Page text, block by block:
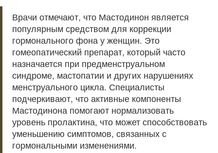
Врачи отмечают, что Мастодинон является
популярным средством для коррекции
гормонального фона у женщин. Это
гомеопатический препарат, который часто
назначается при предменструальном
синдроме, мастопатии и других нарушениях
менструального цикла. Специалисты
подчеркивают, что активные компоненты
Мастодинона помогают нормализовать
уровень пролактина, что может способствовать
уменьшению симптомов, связанных с
гормональными изменениями.